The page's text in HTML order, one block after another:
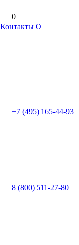
0
Контакты О
+7 (495) 165-44-93
8 (800) 511-27-80